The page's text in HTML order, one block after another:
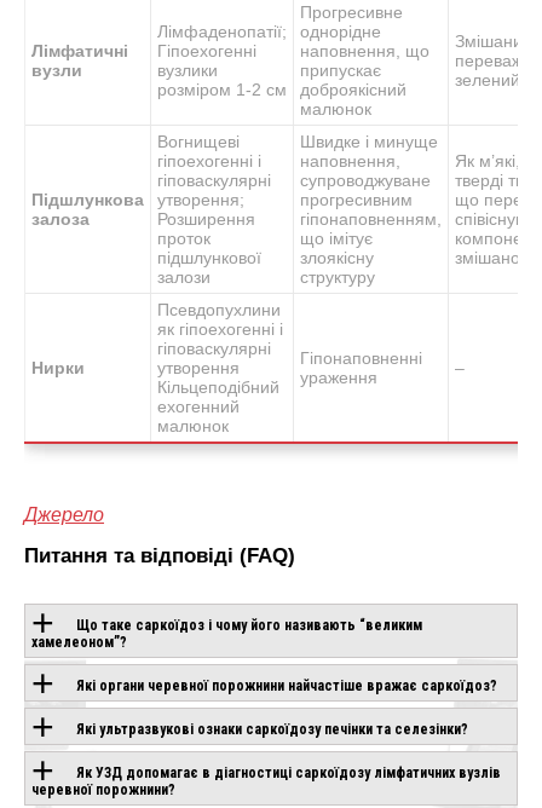
Лімфатичні
вузли
Лімфаденопатії;
Гіпоехогенні
вузлики
розміром 1-2 см
Прогресивне
однорідне
наповнення, що
припускає
доброякісний
малюнок
Змішаний,
переважно
зелений
Підшлункова
залоза
Вогнищеві
гіпоехогенні і
гіповаскулярні
утворення;
Розширення
проток
підшлункової
залози
Швидке і минуще
наповнення,
супроводжуване
прогресивним
гіпонаповненням,
що імітує
злоякісну
структуру
Як м’які,
тверді
що
змішаної
Нирки
Псевдопухлини
як гіпоехогенні і
гіповаскулярні
утворення
Кільцеподібний
ехогенний
малюнок
Гіпонаповненні
ураження
–
Джерело
Питання та відповіді (FAQ)
Що таке саркоїдоз і чому його називають “великим
хамелеоном”?
Які органи черевної порожнини найчастіше вражає саркоїдоз?
Які ультразвукові ознаки саркоїдозу печінки та селезінки?
Як УЗД допомагає в діагностиці саркоїдозу лімфатичних вузлів
черевної порожнини?
ОБЛАДНАННЯ З
ЦІЄЮ
ТЕХНОЛОГІЄЮ